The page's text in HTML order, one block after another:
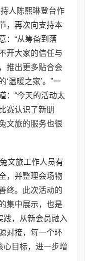
人陈熙琳登台作
，再次向支持本
：“从筹备到落
开大家的信任与
推出更多贴合会
温暖之家’。”一
：“今天的活动太
赛认识了新朋
文旅的服务也很
文旅工作人员有
，并整理会场物
终。此次活动的
集中展示，也是
践，从新会员融入
对接，每一个环
心目标，进一步增